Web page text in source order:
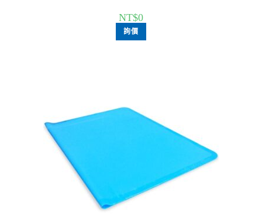
NT$0
詢價